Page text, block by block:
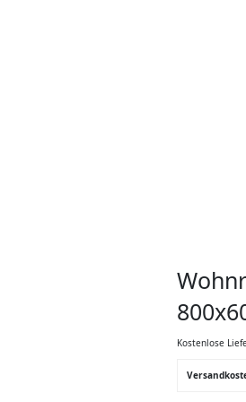
Kostenlose